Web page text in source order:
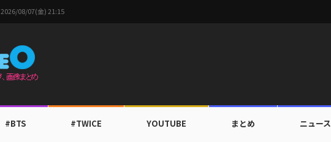
2026/08/07(金) 21:15
#BTS #TWICE YOUTUBE まとめ ニュース